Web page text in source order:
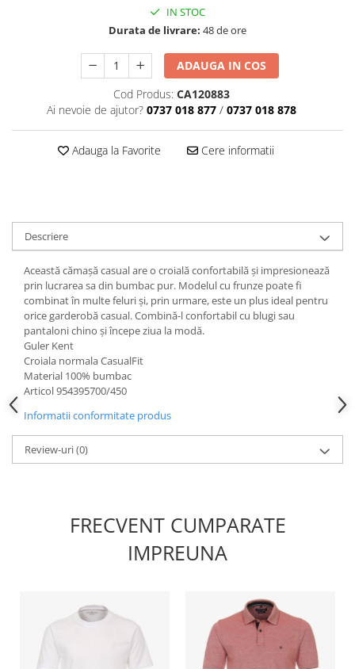
IN STOC
Durata de livrare: 48 de ore
ADAUGA IN COS
Cod Produs: CA120883
Ai nevoie de ajutor? 0737 018 877 / 0737 018 878
Adauga la Favorite Cere informatii
Descriere
Această cămașă casual are o croială confortabilă și impresionează
prin lucrarea sa din bumbac pur. Modelul cu frunze poate fi
combinat în multe feluri și, prin urmare, este un plus ideal pentru
orice garderobă casual. Combină-l confortabil cu blugi sau
pantaloni chino și începe ziua la modă.
Guler Kent
Croiala normala CasualFit
Material 100% bumbac
Articol 954395700/450
Informatii conformitate produs
Review-uri(0)
FRECVENT CUMPARATE
IMPREUNA